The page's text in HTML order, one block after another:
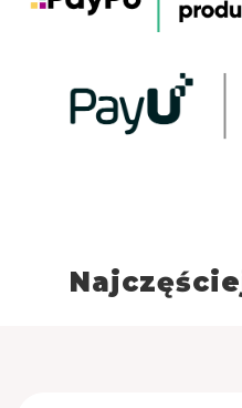
podczas smażenia.
frytownicy w czystości
na specjalnych
ściekający olej trafia z
Frytownica posiada
ROBOCZYCH